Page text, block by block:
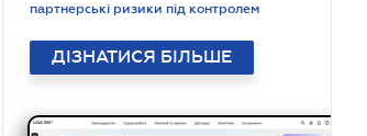
партнерські ризики під контролем
ДІЗНАТИСЯ БІЛЬШЕ